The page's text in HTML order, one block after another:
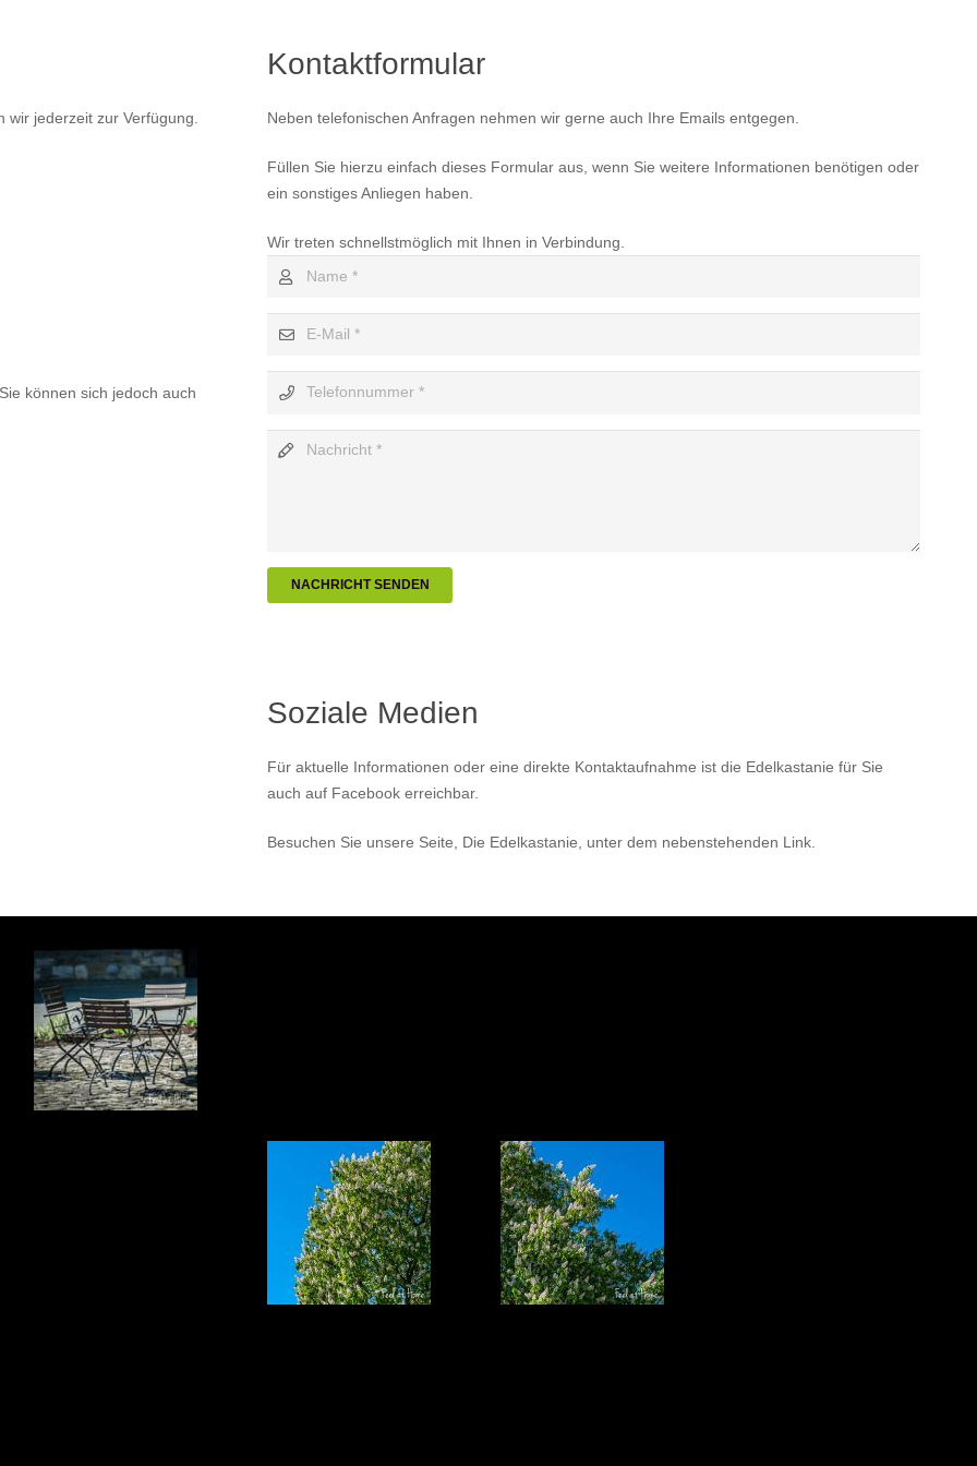
jederzeit zur Verfügung.
können sich jedoch auch
Kontaktformular
Neben telefonischen Anfragen nehmen wir gerne auch Ihre Emails entgegen.
Füllen Sie hierzu einfach dieses Formular aus, wenn Sie weitere Informationen benötigen oder
ein sonstiges Anliegen haben.
Wir treten schnellstmöglich mit Ihnen in Verbindung.
NACHRICHT SENDEN
Soziale Medien
Für aktuelle Informationen oder eine direkte Kontaktaufnahme ist die Edelkastanie für Sie
auch auf Facebook erreichbar.
Besuchen Sie unsere Seite, Die Edelkastanie, unter dem nebenstehenden Link.